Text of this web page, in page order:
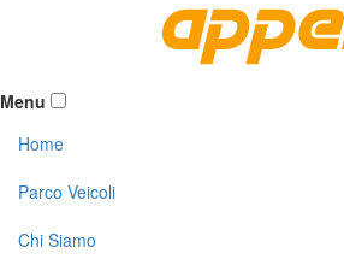
Menu
Home
Parco Veicoli
Chi Siamo